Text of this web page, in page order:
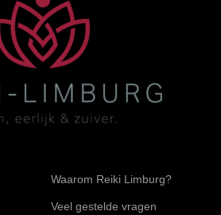
Waarom Reiki Limburg?
Veel gestelde vragen